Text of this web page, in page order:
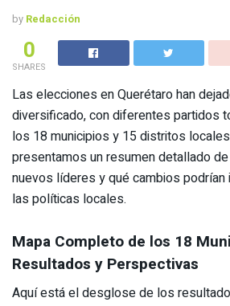
by Redacción
0
SHARES
Las elecciones en Querétaro han
diversificado, con diferentes partidos
los 18 municipios y 15 distritos
presentamos un resumen detallado
nuevos líderes y qué cambios
las políticas locales.
Mapa Completo de los 18
Resultados y Perspectivas
Aquí está el desglose de los